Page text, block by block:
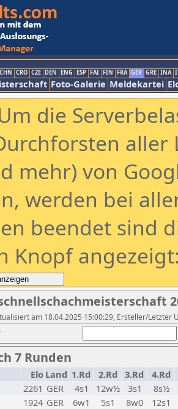
CHN CRO CZE DEN ENG ESP FAI FIN FRA GER GRE INA
Foto-Galerie Meldekartei
die
aller
mehr) von
werden bei
beendet sind
Knopf
am 18.04.2025 15:00:29, Ersteller/Letzter
7 Runden
Elo Land 1.Rd 2.Rd 3.Rd
4.Rd
2261 GER 4s1 12w½ 3s1
8s½
1924 GER 6w1 5s1 8w0
12s1